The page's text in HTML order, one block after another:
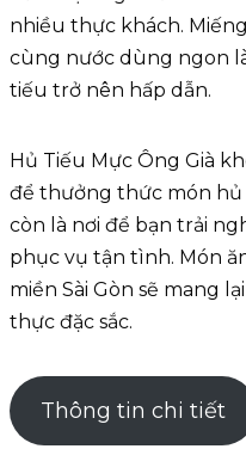
nhiều thực khách.
cùng nước dùng ngon
tiếu trở nên hấp dẫn.
Hủ Tiếu Mực Ông Già
để thưởng thức món
còn là nơi để bạn trải
phục vụ tận tình. Món
miền Sài Gòn sẽ mang
thực đặc sắc.
Thông tin chi tiết